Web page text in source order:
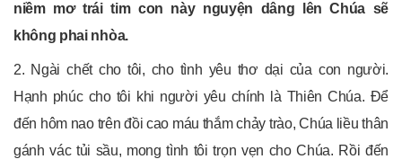
niềm mơ trái tim con này nguyện dâng lên Chúa sẽ
không phai nhòa.
2. Ngài chết cho tôi, cho tình yêu thơ dại của con người.
Hạnh phúc cho tôi khi người yêu chính là Thiên Chúa. Ðể
đến hôm nao trên đồi cao máu thắm chảy trào, Chúa liều thân
gánh vác tủi sầu, mong tình tôi trọn vẹn cho Chúa. Rồi đến